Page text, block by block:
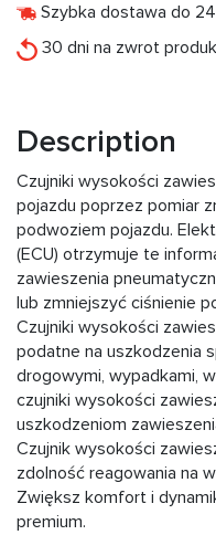
Szybka dostawa do
30 dni na zwrot
Description
Czujniki wysokości
pojazdu poprzez pomiar
podwoziem pojazdu.
(ECU) otrzymuje te
zawieszenia
lub zmniejszyć ciśnienie
Czujniki wysokości
podatne na uszkodzenia
drogowymi, wypadkami,
czujniki wysokości
uszkodzeniom
Czujnik wysokości
zdolność reagowania na
Zwiększ komfort i
premium.